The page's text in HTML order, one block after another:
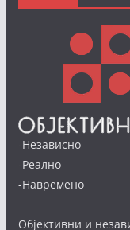
-Независно
-Реално
-Навремено
Објективни и